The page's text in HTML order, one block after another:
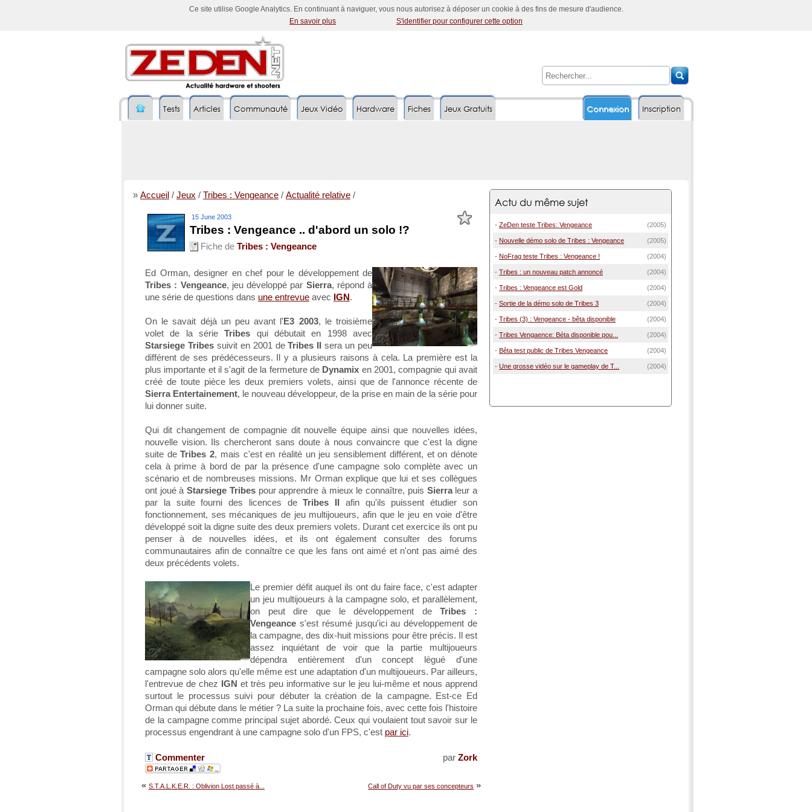
Ce site utilise Google Analytics. En continuant à naviguer, vous nous autorisez à déposer un cookie à des fins de mesure d'audience.
En savoir plus
S'identifier pour configurer cette option
Inscription
Tests Articles Communauté Jeux Vidéo Hardware Fiches Connexion
Jeux Gratuits
» Accueil / Jeux / Tribes : Vengeance / Actualité relative /
15 June 2003
Tribes : Vengeance .. d'abord un solo !?
Fiche de Tribes : Vengeance
Ed Orman, designer en chef pour le développement de
Tribes : Vengeance, jeu développé par Sierra, répond à
une série de questions dans une entrevue avec IGN .
On le savait déjà un peu avant l' E3 2003, le troisième
volet de la sérieTribes qui débutait en 1998 avec
Starsiege Tribessuivit en 2001 deTribes II
sera un peu
différent de ses prédécesseurs. Il y a plusieurs raisons à cela. La première est la
plus importante et il s'agit de la fermeture de Dynamix en 2001, compagnie qui avait
créé de toute pièce les deux premiers volets, ainsi que de l'annonce récente de
Sierra Entertainement, le nouveau développeur, de la prise en main de la série pour
lui donner suite.
Qui dit changement de compagnie dit nouvelle équipe ainsi que nouvelles idées,
nouvelle vision. Ils chercheront sans doute à nous convaincre que c'est la digne
suite deTribes 2, mais c'est en réalité un jeu sensiblement différent, et on dénote
cela à prime à bord de par la présence d'une campagne solo complète avec un
scénario et de nombreuses missions. Mr Orman explique que lui et ses collègues
ont joué àStarsiege Tribespour apprendre à mieux le connaître, puis Sierraleur a
par la suite fourni des licences deTribes II
afin qu'ils puissent étudier son
fonctionnement, ses mécaniques de jeu multijoueurs, afin que le jeu en voie d'être
développé soit la digne suite des deux premiers volets. Durant cet exercice ils ont pu
penser à de nouvelles idées, et ils ont également consulter des forums
communautaires afin de connaître ce que les fans ont aimé et n'ont pas aimé des
deux précédents volets.
Le premier défit auquel ils ont du faire face, c'est adapter
un jeu multijoueurs à la campagne solo, et parallèlement,
on peut dire que le développement deTribes :
Vengeance s'est résumé jusqu'ici au développement de
la campagne, des dix-huit missions pour être précis. Il est
assez inquiétant de voir que la partie multijoueurs
dépendra entièrement d'un concept lègué d'une
campagne solo alors qu'elle même est une adaptation d'un multijoueurs. Par ailleurs,
l'entrevue de chez
IGN et très peu informative sur le jeu lui-même et nous apprend
surtout le processus suivi pour débuter la création de la campagne. Est-ce Ed
Orman qui débute dans le métier ? La suite la prochaine fois, avec cette fois l'histoire
de la campagne comme principal sujet abordé. Ceux qui voulaient tout savoir sur le
processus engendrant à une campagne solo d'un FPS, c'est par ici.
par Zork
Commenter
Call of Duty vu par ses concepteurs »
« S.T.A.L.K.E.R. : Oblivion Lost passé à...
Actu du même sujet
- ZeDen teste Tribes: Vengeance (2005)
- Nouvelle démo solo de Tribes : Vengeance (2005)
- NoFrag teste Tribes : Vengeance ! (2004)
- Tribes : un nouveau patch annoncé (2004)
- Tribes : Vengeance est Gold (2004)
- Sortie de la démo solo de Tribes 3 (2004)
- Tribes (3) : Vengeance - bêta disponible (2004)
- Tribes Vengaence: Béta disponible pou... (2004)
- Bêta test public de Tribes Vengeance (2004)
- Une grosse vidéo sur le gameplay de T... (2004)